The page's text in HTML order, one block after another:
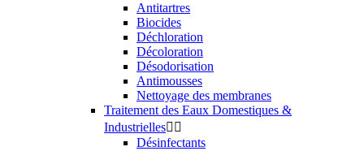
Antitartres
Biocides
Déchloration
Décoloration
Désodorisation
Antimousses
Nettoyage des membranes
Traitement des Eaux Domestiques &
Industrielles 
Désinfectants